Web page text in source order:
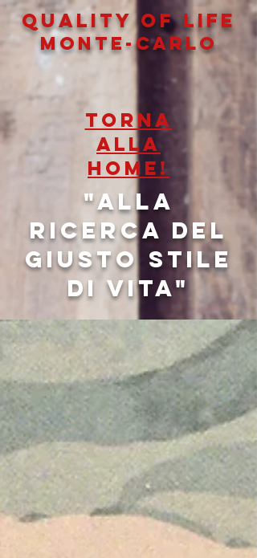
QUALITY OF LIFe
MONTE-CARLO
TORNA
ALLA
HOME!
"Alla
ricerca del
giusto stile
di vita"